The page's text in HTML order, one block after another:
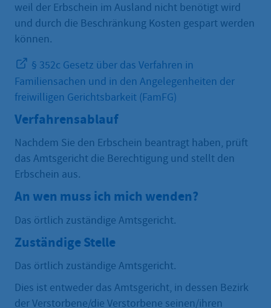
weil der Erbschein im Ausland nicht benötigt wird
und durch die Beschränkung Kosten gespart werden
können.
§ 352c Gesetz über das Verfahren in
Familiensachen und in den Angelegenheiten der
freiwilligen Gerichtsbarkeit (FamFG)
Verfahrensablauf
Nachdem Sie den Erbschein beantragt haben, prüft
das Amtsgericht die Berechtigung und stellt den
Erbschein aus.
An wen muss ich mich wenden?
Das örtlich zuständige Amtsgericht.
Zuständige Stelle
Das örtlich zuständige Amtsgericht.
Dies ist entweder das Amtsgericht, in dessen Bezirk
der Verstorbene/die Verstorbene seinen/ihren